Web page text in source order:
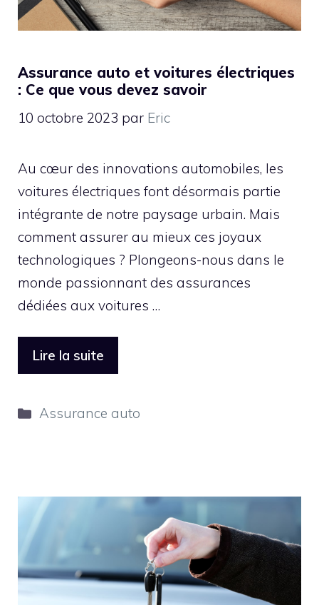
Assurance auto et voitures électriques
: Ce que vous devez savoir
10 octobre 2023 par Eric
Au cœur des innovations automobiles, les
voitures électriques font désormais partie
intégrante de notre paysage urbain. Mais
comment assurer au mieux ces joyaux
technologiques ? Plongeons-nous dans le
monde passionnant des assurances
dédiées aux voitures …
Lire la suite
Catégories
Assurance auto